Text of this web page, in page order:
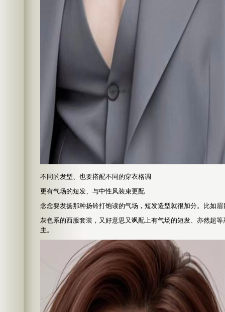
不同的发型、也要搭配不同的穿衣格调
更有气场的短发、与中性风装束更配
念念要发扬那种扬铃打饱读的气场，短发造型就很加分。比如
灰色系的西服套装，又好意思又飒配上有气场的短发、亦然超
主。